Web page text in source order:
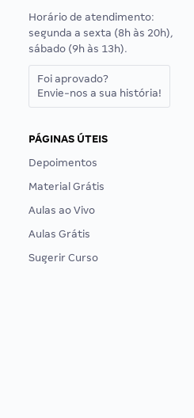
Horário de atendimento:
segunda a sexta (8h às 20h),
sábado (9h às 13h).
Foi aprovado?
Envie-nos a sua história!
PÁGINAS ÚTEIS
Depoimentos
Material Grátis
Aulas ao Vivo
Aulas Grátis
Sugerir Curso